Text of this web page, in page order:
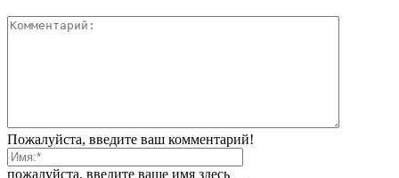
Пожалуйста, введите ваш комментарий!
пожалуйста, введите ваше имя здесь